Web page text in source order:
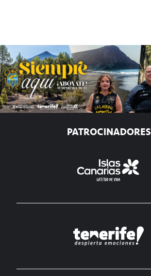
PATROCINADORES